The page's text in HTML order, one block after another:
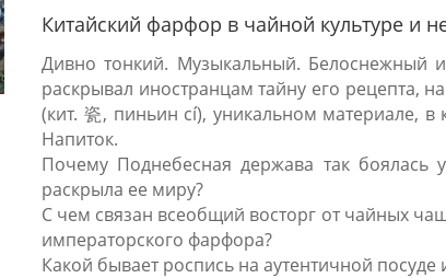
Китайский фарфор в чайной культуре и
Дивно тонкий. Музыкальный. Белоснежный
раскрывал иностранцам тайну его рецепта,
(кит. 瓷, пиньин cí), уникальном материале,
Напиток.
Почему Поднебесная держава так боялась
раскрыла ее миру?
С чем связан всеобщий восторг от чайных
императорского фарфора?
Какой бывает роспись на аутентичной посуде